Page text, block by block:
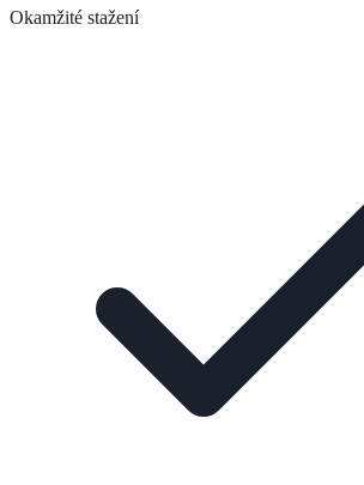
Okamžité stažení